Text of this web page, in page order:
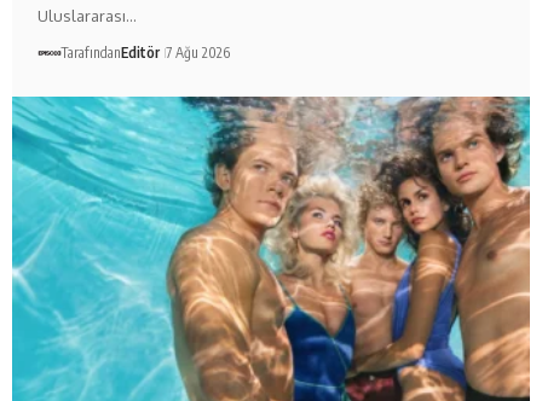
Uluslararası…
TarafındanEditör 7 Ağu 2026